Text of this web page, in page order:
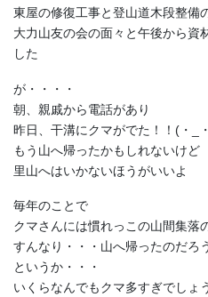
東屋の修復工事と登山道木段整備
大力山友の会の面々と午後から資
した
が・・・・
朝、親戚から電話があり
昨日、干溝にクマがでた！！(・_
もう山へ帰ったかもしれないけど
里山へはいかないほうがいいよ
毎年のことで
クマさんには慣れっこの山間集落
すんなり・・・山へ帰ったのだろ
というか・・・
いくらなんでもクマ多すぎでしょ